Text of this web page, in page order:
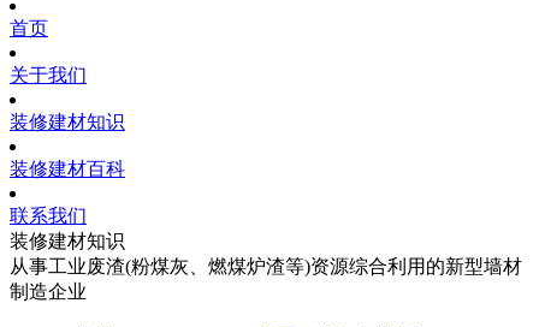
首页
关于我们
装修建材知识
装修建材百科
联系我们
装修建材知识
从事工业废渣(粉煤灰、燃煤炉渣等)资源综合利用的新型墙材
制造企业